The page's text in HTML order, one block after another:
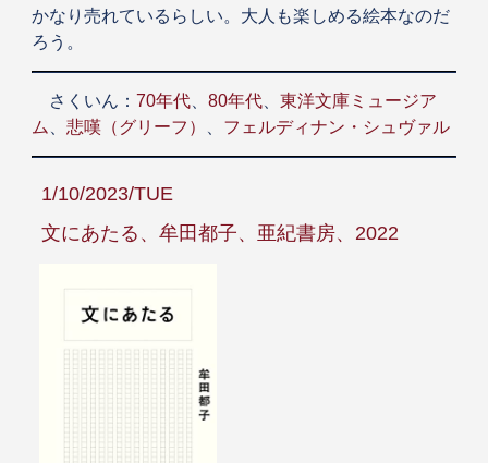
かなり売れているらしい。大人も楽しめる絵本なのだ
ろう。
さくいん： 70年代、 80年代、 東洋文庫ミュージア
ム
悲嘆（グリーフ） フェルディナン・シュヴァル
1/10/2023/TUE
文にあたる、牟田都子、亜紀書房、2022